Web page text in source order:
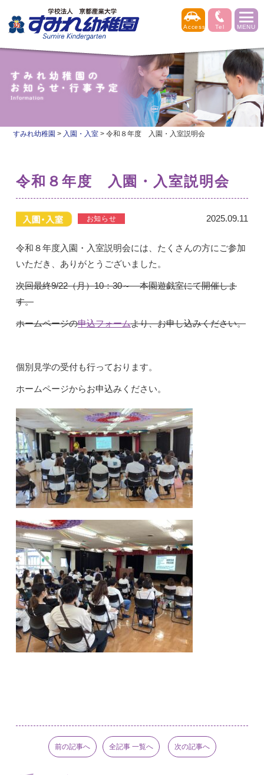
すみれ幼稚園 > 入園・入室 >令和８年度 入園・入室説明会
令和８年度 入園・入室説明会
2025.09.11
令和８年度入園・入室説明会には、たくさんの方にご参加
いただき、ありがとうございました。
次回最終9/22（月）10：30～ 本園遊戯室にて開催しま
す。
ホームページの申込フォームより、お申し込みください。
個別見学の受付も行っております。
ホームページからお申込みください。
前の記事へ 全記事 一覧へ 次の記事へ